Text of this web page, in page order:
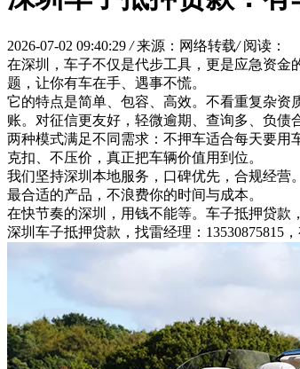
2026-07-02 09:40:29 / 来源：网络转载/ 阅读：
在深圳，车子不仅是代步工具，更是应急资
题，让你有车在手、遇事不慌。
它的特点是简单、包容、高效。不看重复杂
账。对征信更友好，轻微逾期、查询多、负债
两种模式满足不同需求：不押车适合每天要
克扣、不压价，真正把车辆价值用到位。
我们坚持深圳本地服务，口碑优先，合规经
最合适的产品，不浪费你的时间与成本。
在快节奏的深圳，用钱不能等。车子抵押贷款
深圳车子抵押贷款，找雷经理：13530875815